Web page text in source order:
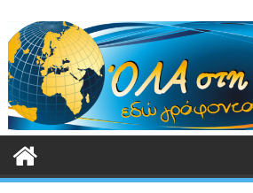
στο
περιεχόμενο